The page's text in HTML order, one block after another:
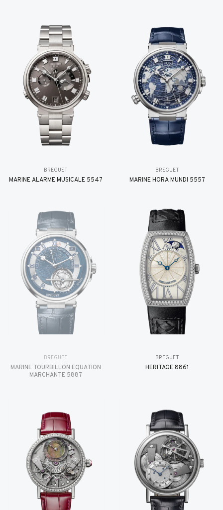
BREGUET
MARINE ALARME MUSICALE 5547
BREGUET
MARINE HORA MUNDI 5557
BREGUET
MARINE TOURBILLON ÉQUATION
MARCHANTE 5887
BREGUET
HÉRITAGE 8861